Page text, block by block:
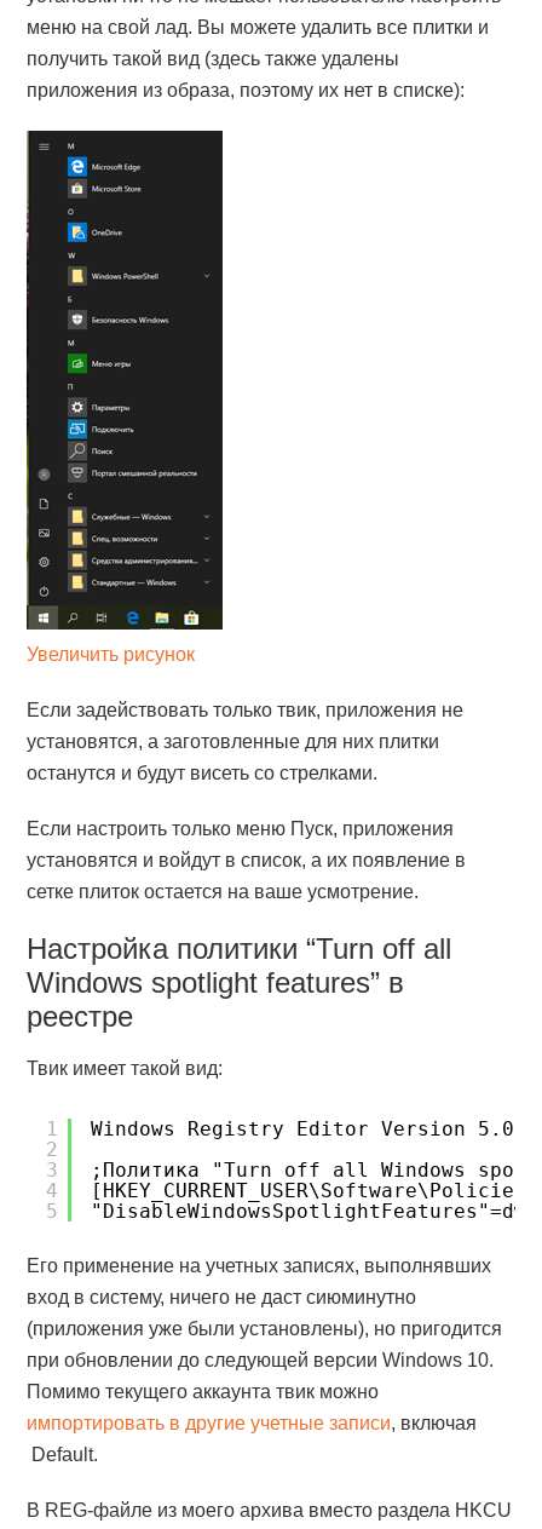
меню на свой лад. Вы можете удалить все плитки и
получить такой вид (здесь также удалены
приложения из образа, поэтому их нет в списке):
Увеличить рисунок
Если задействовать только твик, приложения не
установятся, а заготовленные для них плитки
останутся и будут висеть со стрелками.
Если настроить только меню Пуск, приложения
установятся и войдут в список, а их появление в
сетке плиток остается на ваше усмотрение.
Настройка политики “Turn off all
Windows spotlight features” в
реестре
Твик имеет такой вид:
1
2
3
4
5
Windows Registry Editor Version 5.00
;Политика "Turn off all Windows
Его применение на учетных записях, выполнявших
вход в систему, ничего не даст сиюминутно
(приложения уже были установлены), но пригодится
при обновлении до следующей версии Windows 10.
Помимо текущего аккаунта твик можно
импортировать в другие учетные записи, включая
Default.
В REG-файле из моего архива вместо раздела HKCU